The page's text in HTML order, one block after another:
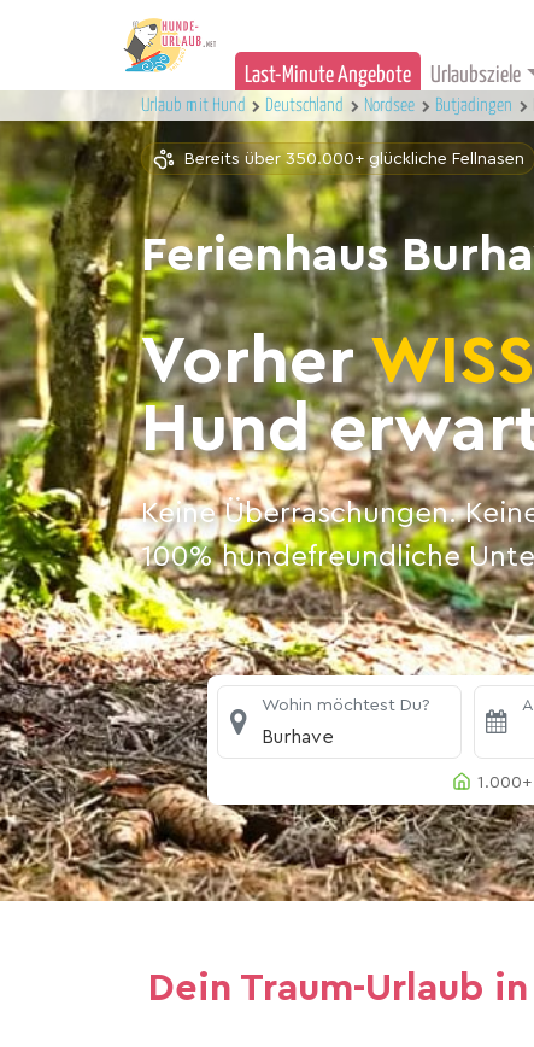
Last-Minute Angebote Urlaubsziele
Urlaub mit Hund Deutschland Nordsee Butjadingen
Bereits über 350.000+ glückliche Fellnasen
Ferienhaus
Vorher
Hund
Keine Überraschungen.
100% hundefreundliche
Wohin möchtest Du?
Burhave
Dein Traum-Urlaub